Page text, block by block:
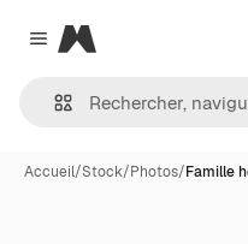
Close menu
Magnific
Accueil/Stock/Photos/Famille